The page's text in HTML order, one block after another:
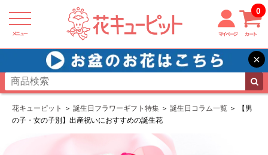
メニュー マイページ カート
0
×
花キューピット 誕生日フラワーギフト特集 誕生日コラム一覧
【男
の子・女の子別】出産祝いにおすすめの誕生花